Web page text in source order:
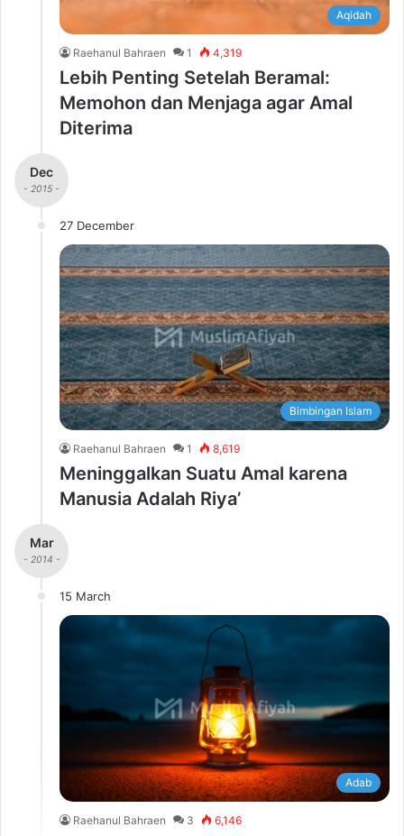
Aqidah
Raehanul Bahraen 1 4,319
Lebih Penting Setelah Beramal:
Memohon dan Menjaga agar Amal
Diterima
Dec
- 2015 -
27 December
Bimbingan Islam
Raehanul Bahraen 1 8,619
Meninggalkan Suatu Amal karena
Manusia Adalah Riya’
Mar
- 2014 -
15 March
Adab
Raehanul Bahraen 3 6,146